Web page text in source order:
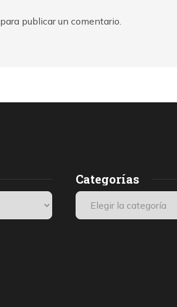
para publicar un comentario.
Categorías